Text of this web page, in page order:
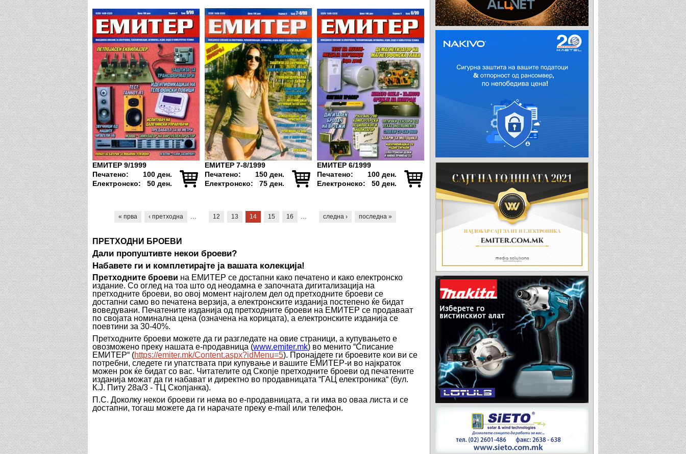
ЕМИТЕР 9/1999
Печатено:
100 ден.
Електронско:
50 ден.
ЕМИТЕР 7-8/1999
Печатено:
150 ден.
Електронско:
75 ден.
ЕМИТЕР 6/1999
Печатено:
100 ден.
Електронско:
50 ден.
« прва ‹ претходна … 12 13 14 15 16 … следна › последна »
ПРЕТХОДНИ БРОЕВИ
Дали пропуштивте некои броеви?
Набавете ги и комплетирајте ја вашата колекција!
Претходните броеви на ЕМИТЕР се достапни како печатено и како електронско
издание. Со оглед на тоа што од неодамна е започната дигитализација на
претходните броеви, во овој момент најголем дел од претходните броеви се
достапни само во печатена верзија, а електронските изданија постепено ќе бидат
воведувани. Печатените изданија од претходните броеви на ЕМИТЕР се продаваат
по својата номинална цена (означена на корицата), а електронските изданија се
поевтини за 30-40%.
Претходните броеви можете да ги разгледате на овие страници, а купувањето е
овозможено преку нашата е-продавница (www.emiter.mk) во менито “Списание
ЕМИТЕР“ (https://emiter.mk/Content.aspx?idMenu=5). Пронајдете ги броевите кои ви се
потребни, следете ги упатствата при купување и вашите ЕМИТЕР-и во најкраток
можен рок ќе бидат со вас. Читателите од Скопје претходните броеви од печатените
изданија можат да ги набават и директно во продавницата “ГАЦ електроника“ (бул.
К.Ј. Питу 28а/3 - ТЦ Скопјанка).
П.С. Доколку некои броеви ги нема во е-продавницата, а ги има во оваа листа и се
достапни, тогаш можете да ги нарачате преку e-mail или телефон.